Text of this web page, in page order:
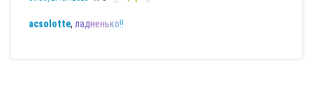
acsolotte, ладненько!!